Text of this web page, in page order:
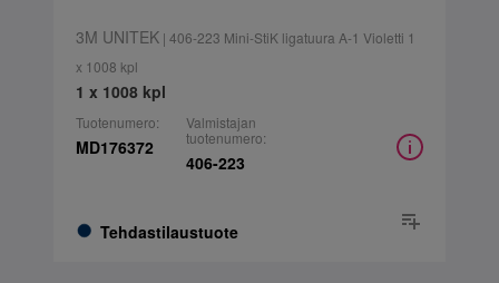
3M UNITEK| 406-223 Mini-StiK ligatuura A-1 Violetti 1
x 1008 kpl
1 x 1008 kpl
Tuotenumero:
MD176372
Tehdastilaustuote
Valmistajan
tuotenumero:
406-223